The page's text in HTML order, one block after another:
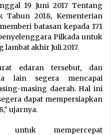
19 Juni 2017 Tentang
Tahun 2018, Kementerian
batasan kepada 171
Pilkada untuk
akhir Juli 2017.
edaran tersebut, dan
lain segera mencapai
masing daerah. Hal ini
dapat mempersiapkan
ujarnya.
untuk mempercepat